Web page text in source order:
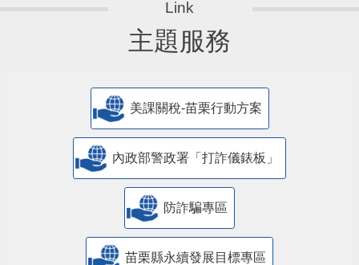
主題服務
美課關稅-苗栗行動方案
內政部警政署「打詐儀錶板」
防詐騙專區
苗栗縣永續發展目標專區